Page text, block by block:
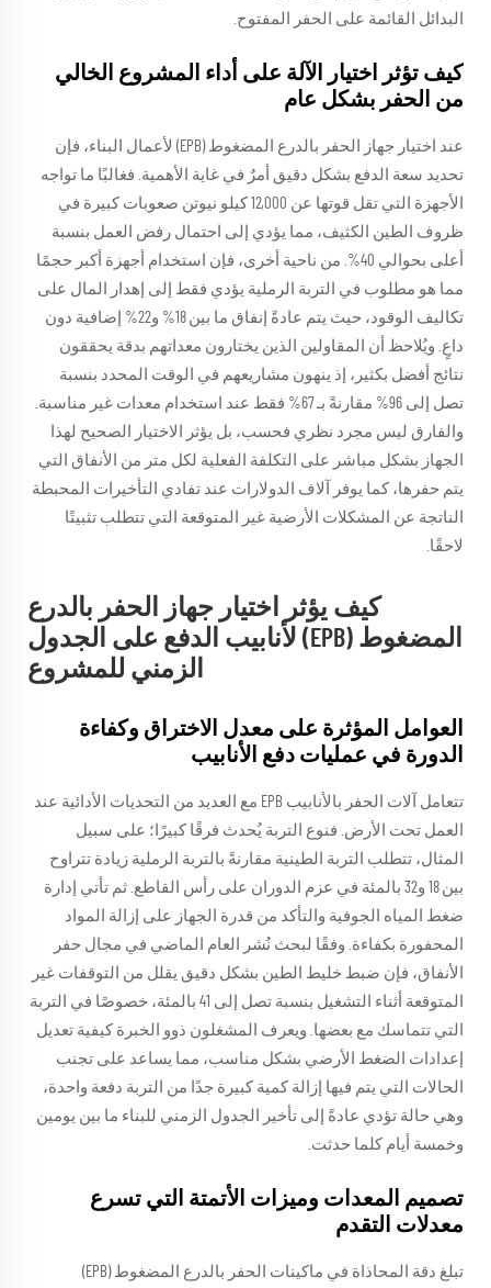
البدائل القائمة على الحفر المفتوح.
كيف تؤثر اختيار الآلة على أداء المشروع الخالي
من الحفر بشكل عام
عند اختيار جهاز الحفر بالدرع المضغوط (EPB) لأعمال البناء، فإن
تحديد سعة الدفع بشكل دقيق أمرٌ في غاية الأهمية. فغالبًا ما تواجه
الأجهزة التي تقل قوتها عن 12,000 كيلو نيوتن صعوبات كبيرة في
ظروف الطين الكثيف، مما يؤدي إلى احتمال رفض العمل بنسبة
أعلى بحوالي 40%. من ناحية أخرى، فإن استخدام أجهزة أكبر حجمًا
مما هو مطلوب في التربة الرملية يؤدي فقط إلى إهدار المال على
تكاليف الوقود، حيث يتم عادةً إنفاق ما بين 18% و22% إضافية دون
داعٍ. ويُلاحظ أن المقاولين الذين يختارون معداتهم بدقة يحققون
نتائج أفضل بكثير، إذ ينهون مشاريعهم في الوقت المحدد بنسبة
تصل إلى 96% مقارنةً بـ 67% فقط عند استخدام معدات غير مناسبة.
والفارق ليس مجرد نظري فحسب، بل يؤثر الاختيار الصحيح لهذا
الجهاز بشكل مباشر على التكلفة الفعلية لكل متر من الأنفاق التي
يتم حفرها، كما يوفر آلاف الدولارات عند تفادي التأخيرات المحبطة
الناتجة عن المشكلات الأرضية غير المتوقعة التي تتطلب تثبيتًا
لاحقًا.
كيف يؤثر اختيار جهاز الحفر بالدرع
المضغوط (EPB) لأنابيب الدفع على الجدول
الزمني للمشروع
العوامل المؤثرة على معدل الاختراق وكفاءة
الدورة في عمليات دفع الأنابيب
تتعامل آلات الحفر بالأنابيب EPB مع العديد من التحديات الأدائية عند
العمل تحت الأرض. فنوع التربة يُحدث فرقًا كبيرًا؛ على سبيل
المثال، تتطلب التربة الطينية مقارنةً بالتربة الرملية زيادة تتراوح
بين 18 و32 بالمئة في عزم الدوران على رأس القاطع. ثم تأتي إدارة
ضغط المياه الجوفية والتأكد من قدرة الجهاز على إزالة المواد
المحفورة بكفاءة. وفقًا لبحث نُشر العام الماضي في مجال حفر
الأنفاق، فإن ضبط خليط الطين بشكل دقيق يقلل من التوقفات غير
المتوقعة أثناء التشغيل بنسبة تصل إلى 41 بالمئة، خصوصًا في التربة
التي تتماسك مع بعضها. ويعرف المشغلون ذوو الخبرة كيفية تعديل
إعدادات الضغط الأرضي بشكل مناسب، مما يساعد على تجنب
الحالات التي يتم فيها إزالة كمية كبيرة جدًا من التربة دفعة واحدة،
وهي حالة تؤدي عادةً إلى تأخير الجدول الزمني للبناء ما بين يومين
وخمسة أيام كلما حدثت.
تصميم المعدات وميزات الأتمتة التي تسرع
معدلات التقدم
تبلغ دقة المحاذاة في ماكينات الحفر بالدرع المضغوط (EPB)